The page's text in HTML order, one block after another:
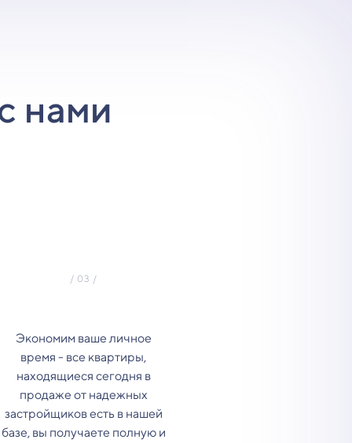
нами
Экономим ваше личное
время - все квартиры,
находящиеся сегодня в
продаже от надежных
застройщиков есть в нашей
базе, вы получаете полную и